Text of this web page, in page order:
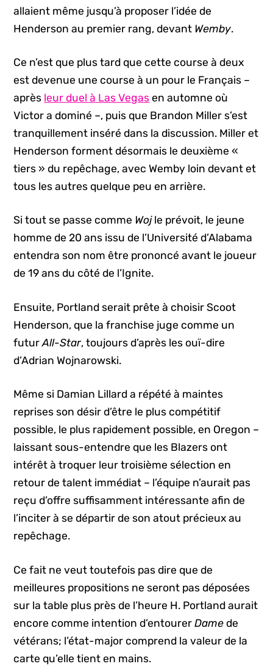
allaient même jusqu’à proposer l’idée de
Henderson au premier rang, devant Wemby.
Ce n’est que plus tard que cette course à deux
est devenue une course à un pour le Français –
après leur duel à Las Vegas en automne où
Victor a dominé –, puis que Brandon Miller s’est
tranquillement inséré dans la discussion. Miller et
Henderson forment désormais le deuxième «
tiers » du repêchage, avec Wemby loin devant et
tous les autres quelque peu en arrière.
Si tout se passe comme Woj le prévoit, le jeune
homme de 20 ans issu de l’Université d’Alabama
entendra son nom être prononcé avant le joueur
de 19 ans du côté de l’Ignite.
Ensuite, Portland serait prête à choisir Scoot
Henderson, que la franchise juge comme un
futurAll-Star, toujours d’après les ouï-dire
d’Adrian Wojnarowski.
Même si Damian Lillard a répété à maintes
reprises son désir d’être le plus compétitif
possible, le plus rapidement possible, en Oregon –
laissant sous-entendre que les Blazers ont
intérêt à troquer leur troisième sélection en
retour de talent immédiat – l’équipe n’aurait pas
reçu d’offre suffisamment intéressante afin de
l’inciter à se départir de son atout précieux au
repêchage.
Ce fait ne veut toutefois pas dire que de
meilleures propositions ne seront pas déposées
sur la table plus près de l’heure H. Portland aurait
encore comme intention d’entourerDamede
vétérans; l’état-major comprend la valeur de la
carte qu’elle tient en mains.